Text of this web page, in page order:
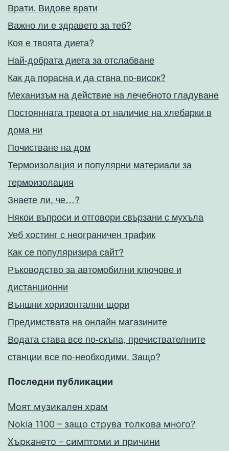
Врати. Видове врати
Важно ли е здравето за теб?
Коя е твоята диета?
Най-добрата диета за отслабване
Как да порасна и да стана по-висок?
Механизъм на действие на лечебното гладуване
Постоянната тревога от наличие на хлебарки в
дома ни
Почистване на дом
Термоизолация и популярни материали за
термоизолация
Знаете ли, че…?
Някои въпроси и отговори свързани с мухъла
Уеб хостинг с неограничен трафик
Как се популяризира сайт?
Ръководство за автомобилни ключове и
дистанционни
Външни хоризонтални щори
Предимствата на онлайн магазините
Водата става все по-скъпа, пречиствателните
станции все по-необходими. Защо?
Последни публикации
Моят музикален храм
Nokia 1100 – защо струва толкова много?
Хъркането – симптоми и причини